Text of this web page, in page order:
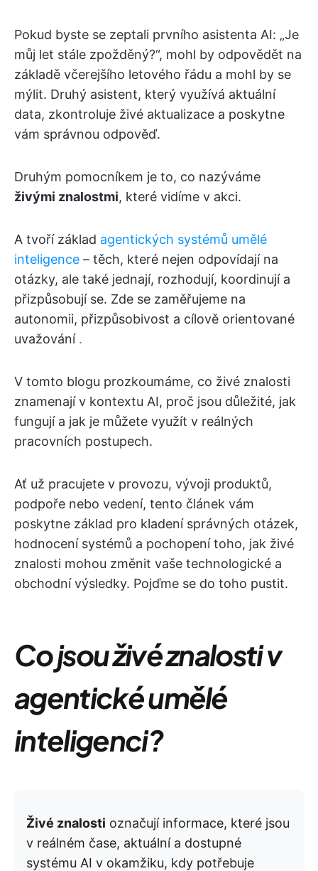
Pokud byste se zeptali prvního asistenta AI: „Je
můj let stále zpožděný?“, mohl by odpovědět na
základě včerejšího letového řádu a mohl by se
mýlit. Druhý asistent, který využívá aktuální
data, zkontroluje živé aktualizace a poskytne
vám správnou odpověď.
Druhým pomocníkem je to, co nazýváme
živými znalostmi, které vidíme v akci.
A tvoří základ agentických systémů umělé
inteligence – těch, které nejen odpovídají na
otázky, ale také jednají, rozhodují, koordinují a
přizpůsobují se. Zde se zaměřujeme na
autonomii, přizpůsobivost a cílově orientované
uvažování .
V tomto blogu prozkoumáme, co živé znalosti
znamenají v kontextu AI, proč jsou důležité, jak
fungují a jak je můžete využít v reálných
pracovních postupech.
Ať už pracujete v provozu, vývoji produktů,
podpoře nebo vedení, tento článek vám
poskytne základ pro kladení správných otázek,
hodnocení systémů a pochopení toho, jak živé
znalosti mohou změnit vaše technologické a
obchodní výsledky. Pojďme se do toho pustit.
Co jsou živé znalosti v
agentické umělé
inteligenci?
Živé znalosti označují informace, které jsou
v reálném čase, aktuální a dostupné
systému AI v okamžiku, kdy potřebuje